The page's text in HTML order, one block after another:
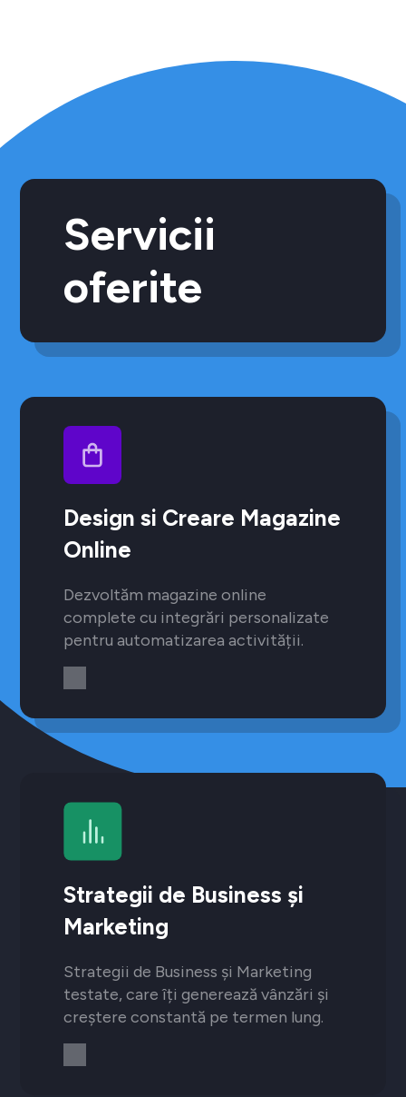
Servicii
oferite
Design si Creare Magazine
Online
Dezvoltăm magazine online
complete cu integrări personalizate
pentru automatizarea activității.
Strategii de Business și
Marketing
Strategii de Business și Marketing
testate, care îți generează vânzări și
creștere constantă pe termen lung.